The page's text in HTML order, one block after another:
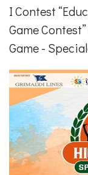
I Contest
Game
Game -